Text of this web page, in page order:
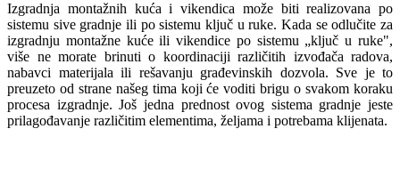
Izgradnja montažnih kuća i vikendica može biti realizovana po
sistemu sive gradnje ili po sistemu ključ u ruke. Kada se odlučite za
izgradnju montažne kuće ili vikendice po sistemu „ključ u ruke",
više ne morate brinuti o koordinaciji različitih izvođača radova,
nabavci materijala ili rešavanju građevinskih dozvola. Sve je to
preuzeto od strane našeg tima koji će voditi brigu o svakom koraku
procesa izgradnje. Još jedna prednost ovog sistema gradnje jeste
prilagođavanje različitim elementima, željama i potrebama klijenata.